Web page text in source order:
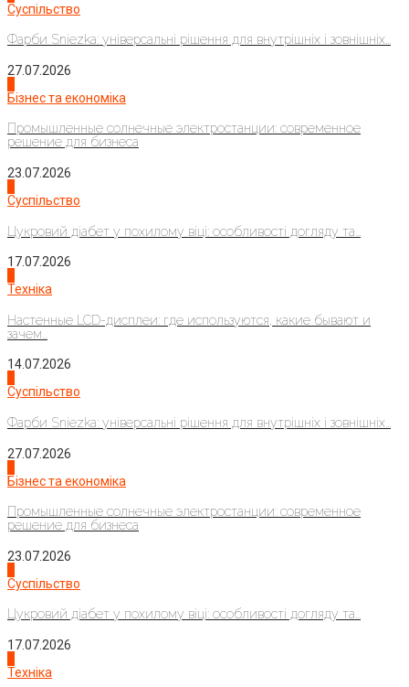
Суспільство
Фарби Sniezka: універсальні рішення для внутрішніх і зовнішніх...
27.07.2026
Бізнес та економіка
Промышленные солнечные электростанции: современное
решение для бизнеса
23.07.2026
Суспільство
Цукровий діабет у похилому віці: особливості догляду та...
17.07.2026
Техніка
Настенные LCD-дисплеи: где используются, какие бывают и
зачем...
14.07.2026
Суспільство
Фарби Sniezka: універсальні рішення для внутрішніх і зовнішніх...
27.07.2026
Бізнес та економіка
Промышленные солнечные электростанции: современное
решение для бизнеса
23.07.2026
Суспільство
Цукровий діабет у похилому віці: особливості догляду та...
17.07.2026
Техніка